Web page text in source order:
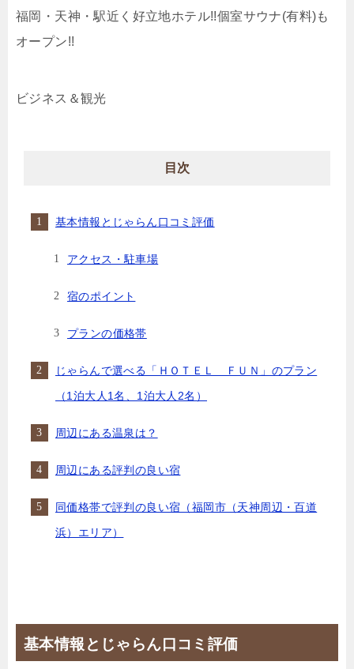
福岡・天神・駅近く好立地ホテル!!個室サウナ(有料)も
オープン!!
ビジネス＆観光
目次
基本情報とじゃらん口コミ評価
アクセス・駐車場
宿のポイント
プランの価格帯
じゃらんで選べる「ＨＯＴＥＬ ＦＵＮ」のプラン
（1泊大人1名、1泊大人2名）
周辺にある温泉は？
周辺にある評判の良い宿
同価格帯で評判の良い宿（福岡市（天神周辺・百道
浜）エリア）
基本情報とじゃらん口コミ評価